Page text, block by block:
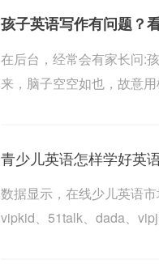
孩子英语写作有问题？
在后台，经常会有家长问:
来，脑子空空如也，故意
青少儿英语怎样学好英
数据显示，在线少儿英语市
vipkid、51talk、dada、